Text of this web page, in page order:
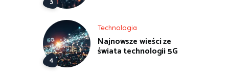
Technologia
Najnowsze wieści ze
świata technologii 5G